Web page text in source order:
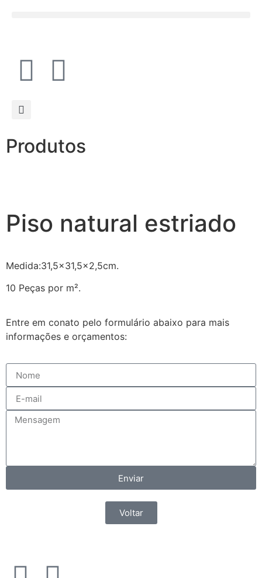
Produtos
Piso natural estriado
Medida:31,5×31,5×2,5cm.
10 Peças por m².
Entre em conato pelo formulário abaixo para mais
informações e orçamentos:
Enviar
Voltar